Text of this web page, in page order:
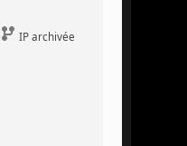
IP archivée